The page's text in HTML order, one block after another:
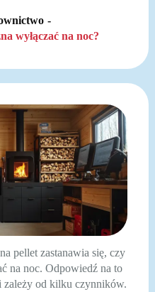
wyłączać na noc?
pellet zastanawia się, czy
na noc. Odpowiedź na to
zależy od kilku czynników.